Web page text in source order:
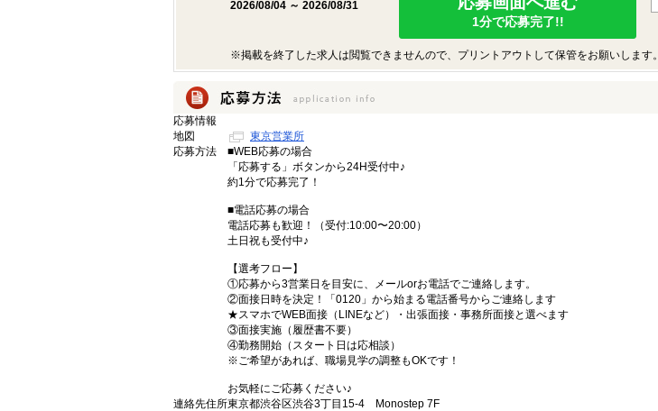
2026/08/04 ～ 2026/08/31
1分で応募完了!!
※掲載を終了した求人は閲覧できませんので、プリントアウトして保管をお願いします。
応募情報
地図
東京営業所
応募方法
■WEB応募の場合
「応募する」ボタンから24H受付中♪
約1分で応募完了！
■電話応募の場合
電話応募も歓迎！（受付:10:00〜20:00）
土日祝も受付中♪
【選考フロー】
①応募から3営業日を目安に、メールorお電話でご連絡します。
②面接日時を決定！「0120」から始まる電話番号からご連絡します
★スマホでWEB面接（LINEなど）・出張面接・事務所面接と選べます
③面接実施（履歴書不要）
④勤務開始（スタート日は応相談）
※ご希望があれば、職場見学の調整もOKです！
お気軽にご応募ください♪
連絡先住所東京都渋谷区渋谷3丁目15-4 Monostep 7F